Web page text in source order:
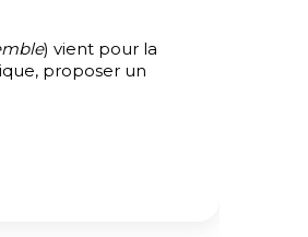
) vient pour la
proposer un